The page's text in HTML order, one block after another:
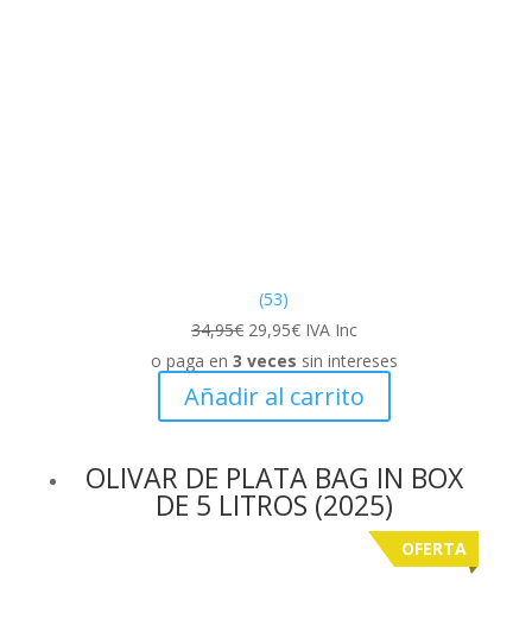
(53)
34,95€ El
precio
original
era:
29,95€El
precio
actual
es:
IVA Inc
o paga en 3 veces sin intereses
Añadir al carrito
OLIVAR DE PLATA BAG IN BOX
DE 5 LITROS (2025)
OFERTA